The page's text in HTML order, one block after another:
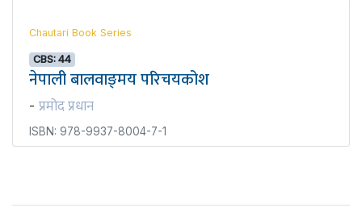
Chautari Book Series
CBS: 44
नेपाली बालवाङ्‍मय परिचयकोश
- प्रमोद प्रधान
ISBN: 978-9937-8004-7-1